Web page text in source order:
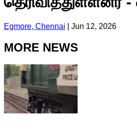
Egmore, Chennai Jun 12, 2026
MORE NEWS